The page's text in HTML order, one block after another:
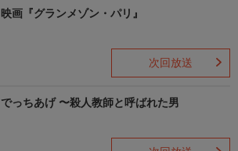
映画『グランメゾン・パリ』
次回放送
でっちあげ 〜殺人教師と呼ばれた男